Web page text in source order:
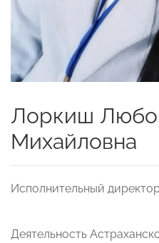
Лоркиш
Михайловна
Исполнительный
Деятельность